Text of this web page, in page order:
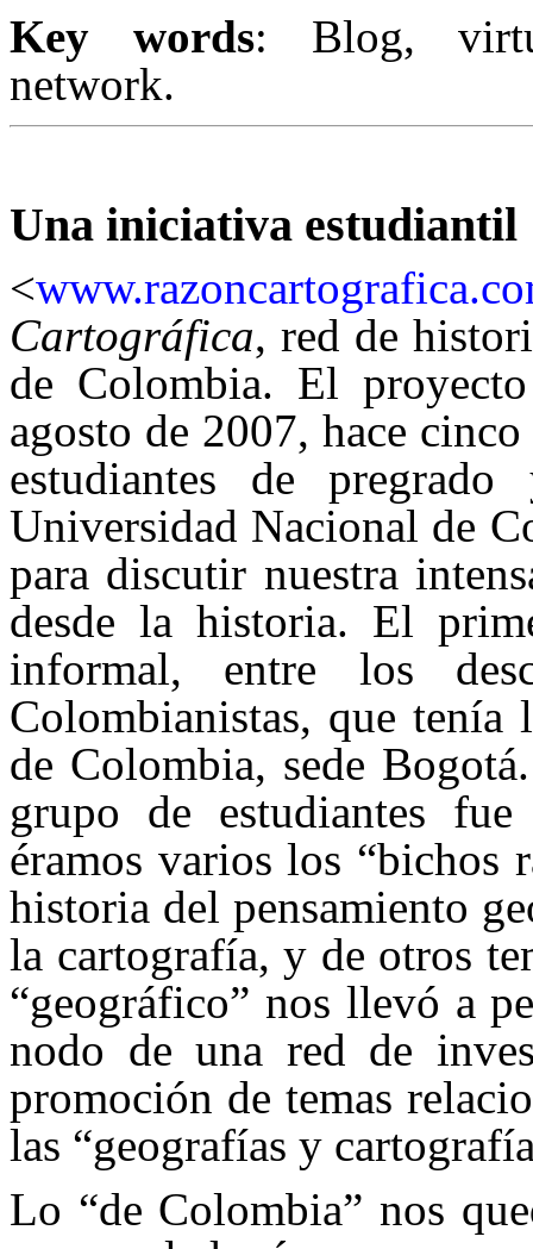
Key words: Blog,
network.
Una iniciativa estudiantil
<
Cartográfica, red de
de Colombia. El
agosto de 2007, hace
estudiantes de
Universidad Nacional de
para discutir nuestra
desde la historia. El
informal, entre los
Colombianistas, que
de Colombia, sede
grupo de estudiantes
éramos varios los “bichos
historia del pensamiento
la cartografía, y de otros
“geográfico” nos llevó a
nodo de una red de
promoción de temas
las “geografías y
Lo “de Colombia” nos